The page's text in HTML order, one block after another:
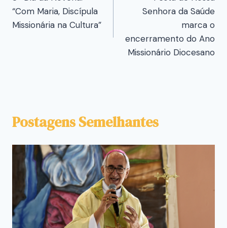
“Com Maria, Discípula
Missionária na Cultura”
Senhora da Saúde
marca o
encerramento do Ano
Missionário Diocesano
Postagens Semelhantes